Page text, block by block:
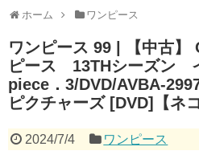
ホーム ワンピース
ワンピース 99 | 【中古
ピース 13THシーズン
piece．3/DVD/AVBA-
ピクチャーズ [DVD]【ネ
2024/7/4 ワンピース